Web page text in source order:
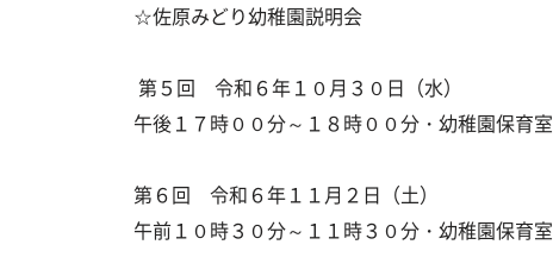
☆佐原みどり幼稚園説明会
第５回 令和６年１０月３０日（水）
午後１７時００分～１８時００分・幼稚園保育室
第６回 令和６年１１月２日（土）
午前１０時３０分～１１時３０分・幼稚園保育室